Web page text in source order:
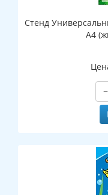
Стенд
А4
−